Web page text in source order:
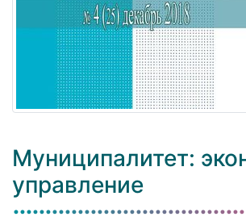
Муниципалитет:
управление